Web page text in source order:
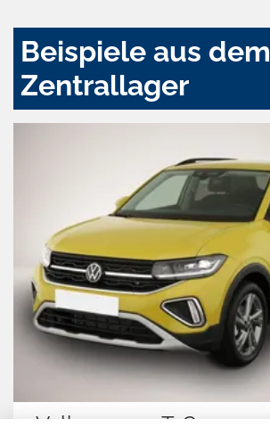
Beispiele aus dem
Zentrallager